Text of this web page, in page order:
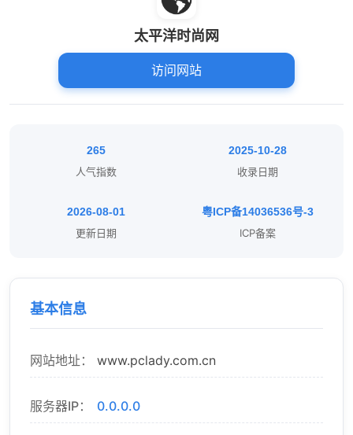
太平洋时尚网
访问网站
265
人气指数
2025-10-28
收录日期
2026-08-01
更新日期
粤ICP备14036536号-3
ICP备案
基本信息
网站地址： www.pclady.com.cn
服务器IP： 0.0.0.0